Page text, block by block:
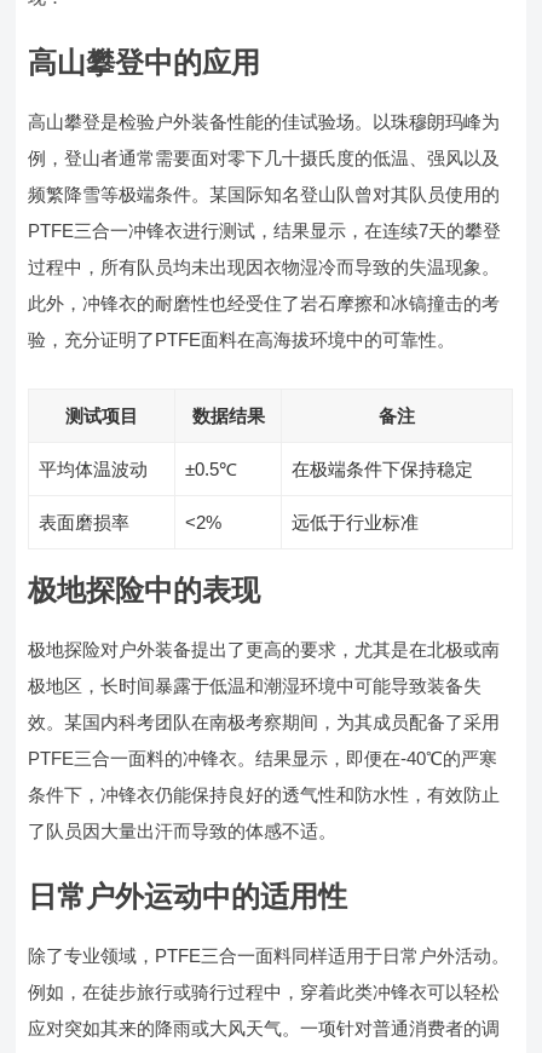
高山攀登中的应用
高山攀登是检验户外装备性能的佳试验场。以珠穆朗玛峰为
例，登山者通常需要面对零下几十摄氏度的低温、强风以及
频繁降雪等极端条件。某国际知名登山队曾对其队员使用的
PTFE三合一冲锋衣进行测试，结果显示，在连续7天的攀登
过程中，所有队员均未出现因衣物湿冷而导致的失温现象。
此外，冲锋衣的耐磨性也经受住了岩石摩擦和冰镐撞击的考
验，充分证明了PTFE面料在高海拔环境中的可靠性。
测试项目 数据结果 备注
平均体温波动 ±0.5℃ 在极端条件下保持稳定
表面磨损率 <2% 远低于行业标准
极地探险中的表现
极地探险对户外装备提出了更高的要求，尤其是在北极或南
极地区，长时间暴露于低温和潮湿环境中可能导致装备失
效。某国内科考团队在南极考察期间，为其成员配备了采用
PTFE三合一面料的冲锋衣。结果显示，即便在-40℃的严寒
条件下，冲锋衣仍能保持良好的透气性和防水性，有效防止
了队员因大量出汗而导致的体感不适。
日常户外运动中的适用性
除了专业领域，PTFE三合一面料同样适用于日常户外活动。
例如，在徒步旅行或骑行过程中，穿着此类冲锋衣可以轻松
应对突如其来的降雨或大风天气。一项针对普通消费者的调